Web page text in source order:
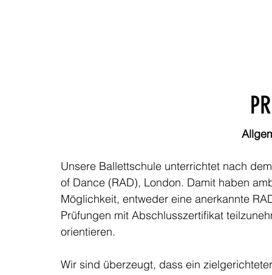
Unsere Ballettschule unterrichtet nach
of Dance (RAD), London. Damit haben
Möglichkeit, entweder eine anerkannte
Prüfungen mit Abschlusszertifikat
orientieren.
Wir sind überzeugt, dass ein